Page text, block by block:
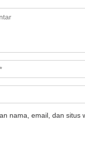
nama, email, dan situs